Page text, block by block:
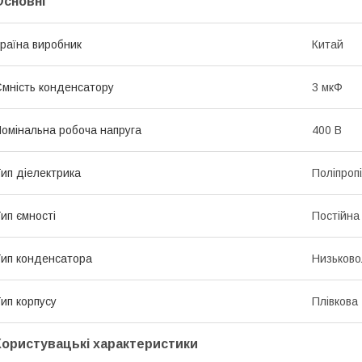
виробник Китай
конденсатору 3 мкФ
робоча напруга 400 В
діелектрика
ємності Постійна
конденсатора
корпусу Плівкова
характеристики